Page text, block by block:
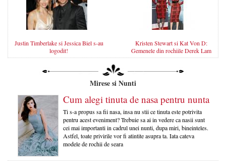
Justin Timberlake si Jessica Biel s-au
logodit!
Kristen Stewart si Kat Von D:
Gemenele din rochiile Derek Lam
Mirese si Nunti
Cum alegi tinuta de nasa pentru nunta
Ti s-a propus sa fii nasa, insa nu stii ce tinuta este potrivita
pentru acest eveniment? Trebuie sa ai in vedere ca nasii sunt
cei mai importanti in cadrul unei nunti, dupa miri, bineinteles.
Astfel, toate privirile vor fi atintite asupra ta. Iata cateva
modele de rochii de seara